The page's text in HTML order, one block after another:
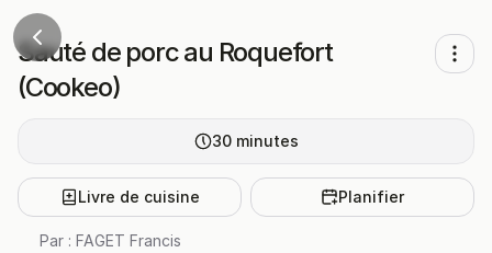
Sauté de porc au Roquefort
(Cookeo)
30 minutes
Livre de cuisine Planifier
Par : FAGET Francis